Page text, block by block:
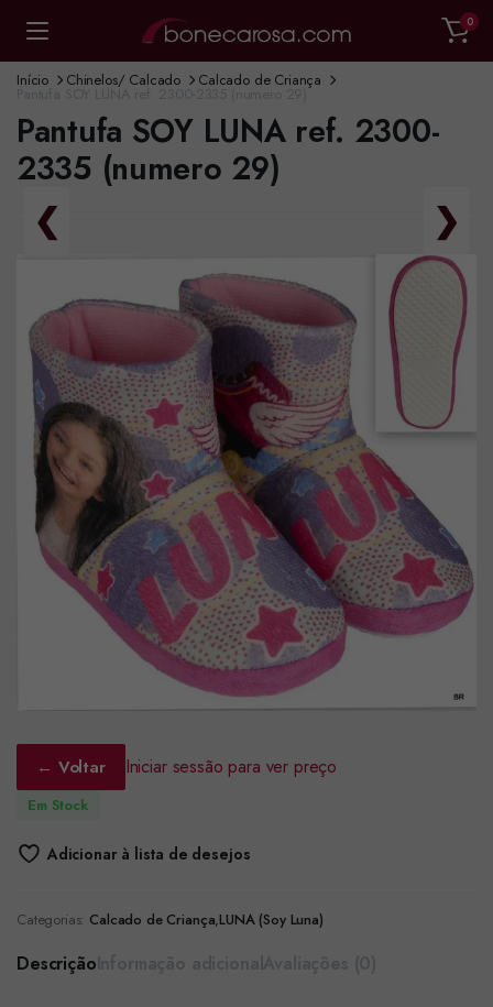
0
Início Chinelos/ Calcado Calcado de Criança
Pantufa SOY LUNA ref. 2300-2335 (numero 29)
Pantufa SOY LUNA ref. 2300-
2335 (numero 29)
❮ ❯
← Voltar Iniciar sessão para ver preço
Em Stock
Adicionar à lista de desejos
Categorias: Calcado de Criança,LUNA (Soy Luna)
Descrição